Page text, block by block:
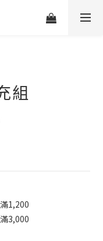
組
1,200
3,000